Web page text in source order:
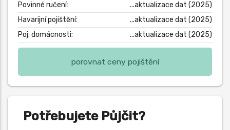
Povinné ručení:
...aktualizace dat (2025)
Havarijní pojištění:
...aktualizace dat (2025)
Poj. domácnosti:
...aktualizace dat (2025)
porovnat ceny pojištění
Potřebujete Půjčit?